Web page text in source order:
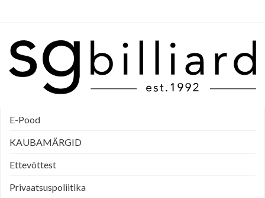
E-Pood
KAUBAMÄRGID
Ettevõttest
Privaatsuspoliitika